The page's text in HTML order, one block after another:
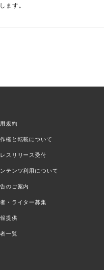
ます。
規約
権と転載について
スリリース受付
テンツ利用について
のご案内
・ライター募集
提供
一覧